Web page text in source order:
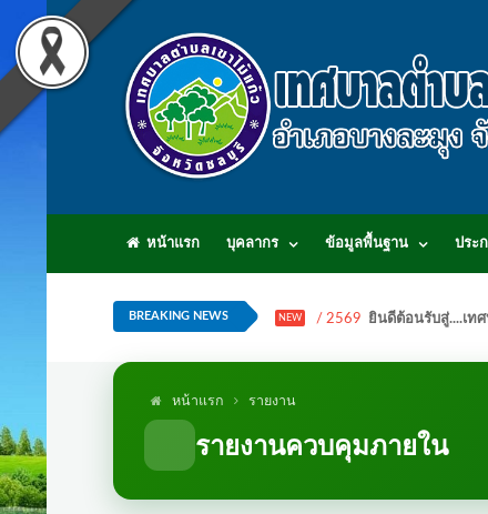
หน้าแรก บุคลากร ข้อมูลพื้นฐาน ประ
BREAKING NEWS NEW / 2569 ยินดีต้อนรับสู่....เท
หน้าแรก รายงาน
รายงานควบคุมภายใน